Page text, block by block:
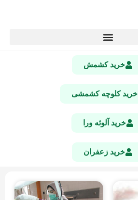
خرید کشمش
خرید کلوچه کشمشی
خرید آلوئه ورا
خرید زعفران